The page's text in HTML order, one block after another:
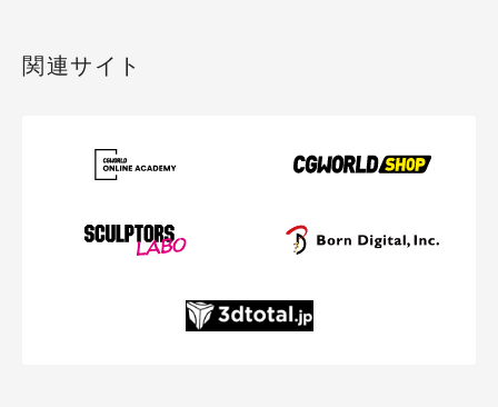
関連サイト